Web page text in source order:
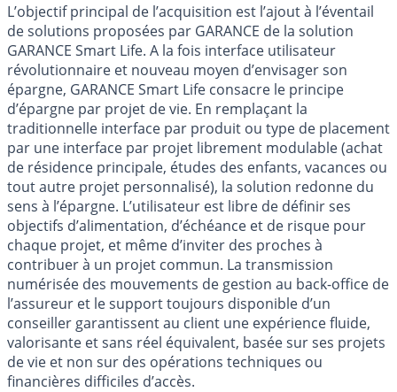
L’objectif principal de l’acquisition est l’ajout à l’éventail
de solutions proposées par GARANCE de la solution
GARANCE Smart Life. A la fois interface utilisateur
révolutionnaire et nouveau moyen d’envisager son
épargne, GARANCE Smart Life consacre le principe
d’épargne par projet de vie. En remplaçant la
traditionnelle interface par produit ou type de placement
par une interface par projet librement modulable (achat
de résidence principale, études des enfants, vacances ou
tout autre projet personnalisé), la solution redonne du
sens à l’épargne. L’utilisateur est libre de définir ses
objectifs d’alimentation, d’échéance et de risque pour
chaque projet, et même d’inviter des proches à
contribuer à un projet commun. La transmission
numérisée des mouvements de gestion au back-office de
l’assureur et le support toujours disponible d’un
conseiller garantissent au client une expérience fluide,
valorisante et sans réel équivalent, basée sur ses projets
de vie et non sur des opérations techniques ou
financières difficiles d’accès.